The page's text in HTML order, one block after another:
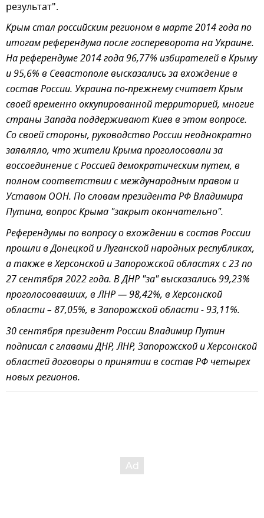
результат".
Крым стал российским регионом в марте 2014 года по
итогам референдума после госпереворота на Украине.
На референдуме 2014 года 96,77% избирателей в Крыму
и 95,6% в Севастополе высказались за вхождение в
состав России. Украина по-прежнему считает Крым
своей временно оккупированной территорией, многие
страны Запада поддерживают Киев в этом вопросе.
Со своей стороны, руководство России неоднократно
заявляло, что жители Крыма проголосовали за
воссоединение с Россией демократическим путем, в
полном соответствии с международным правом и
Уставом ООН. По словам президента РФ Владимира
Путина, вопрос Крыма "закрыт окончательно".
Референдумы по вопросу о вхождении в состав России
прошли в Донецкой и Луганской народных республиках,
а также в Херсонской и Запорожской областях с 23 по
27 сентября 2022 года. В ДНР "за" высказались 99,23%
проголосовавших, в ЛНР — 98,42%, в Херсонской
области – 87,05%, в Запорожской области - 93,11%.
30 сентября президент России Владимир Путин
подписал с главами ДНР, ЛНР, Запорожской и Херсонской
областей договоры о принятии в состав РФ четырех
новых регионов.